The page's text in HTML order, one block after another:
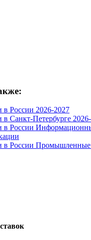
в России 2026-2027
в Санкт-Петербурге
в России
в России Промышленные